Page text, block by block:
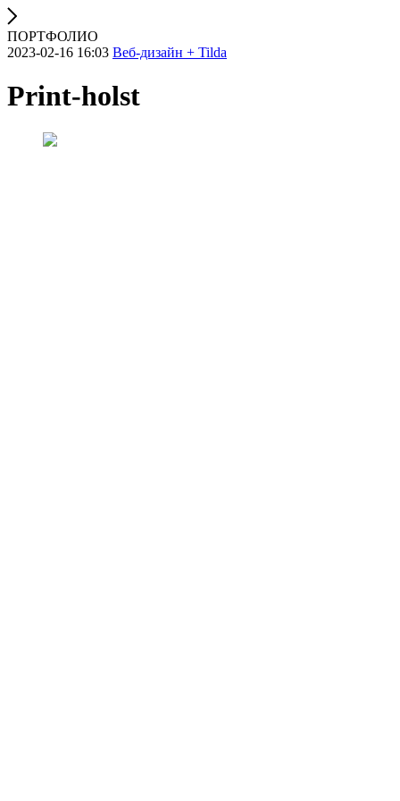
ПОРТФОЛИО
2023-02-16 16:03 Веб-дизайн + Tilda
Print-holst